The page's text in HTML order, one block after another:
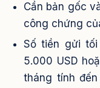
Cần bản gốc
công chứng
Số tiền gửi
5.000 USD
tháng tính